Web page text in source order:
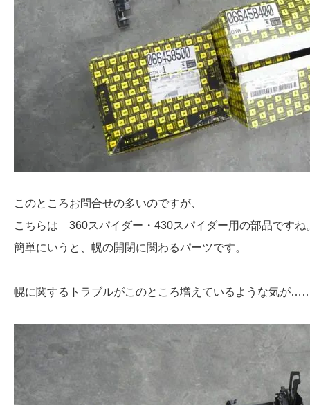
このところお問合せの多いのですが、
こちらは 360スパイダー・430スパイダー用の部品ですね
簡単にいうと、幌の開閉に関わるパーツです。
幌に関するトラブルがこのところ増えているような気が